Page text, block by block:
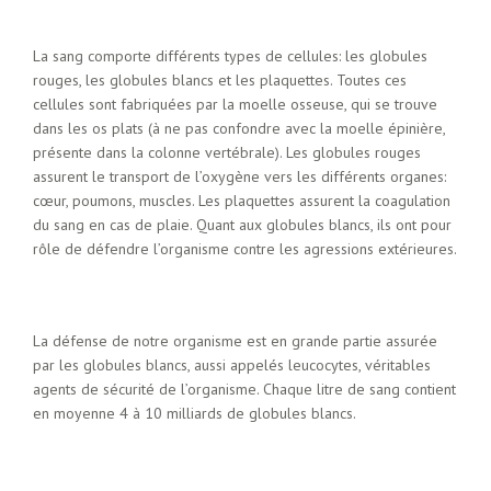
La sang comporte différents types de cellules: les globules
rouges, les globules blancs et les plaquettes. Toutes ces
cellules sont fabriquées par la moelle osseuse, qui se trouve
dans les os plats (à ne pas confondre avec la moelle épinière,
présente dans la colonne vertébrale). Les globules rouges
assurent le transport de l’oxygène vers les différents organes:
cœur, poumons, muscles. Les plaquettes assurent la coagulation
du sang en cas de plaie. Quant aux globules blancs, ils ont pour
rôle de défendre l’organisme contre les agressions extérieures.
La défense de notre organisme est en grande partie assurée
par les globules blancs, aussi appelés leucocytes, véritables
agents de sécurité de l’organisme. Chaque litre de sang contient
en moyenne 4 à 10 milliards de globules blancs.